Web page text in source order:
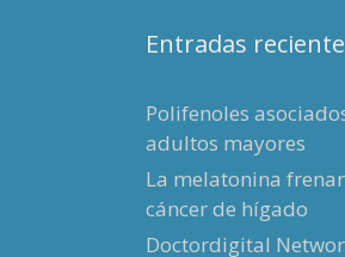
Entradas
Polifenoles
adultos mayores
La melatonina
cáncer de hígado
Doctordigital